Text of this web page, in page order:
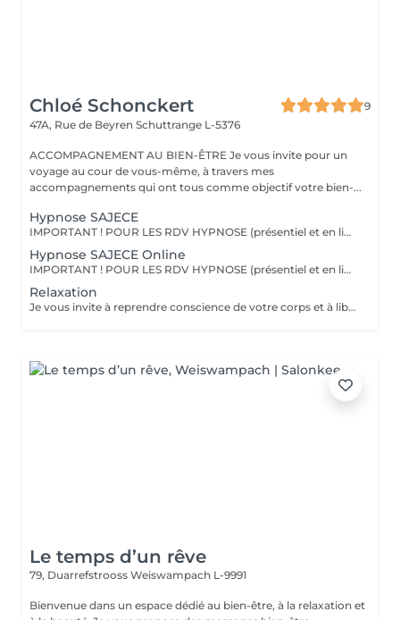
Chloé Schonckert
9
47A, Rue de Beyren Schuttrange L-5376
ACCOMPAGNEMENT AU BIEN-ÊTRE Je vous invite pour un
voyage au cour de vous-même, à travers mes
accompagnements qui ont tous comme objectif votre bien-...
Hypnose SAJECE
IMPORTANT ! POUR LES RDV HYPNOSE (présentiel et en ligne) : vous recevrez un mail 2 jours avant la séance afin de m'indiquer les motifs de votre consultation. Le principe de l'hypnose est de modifier votre système de croyance en installant de nouveaux programmes internes, qui correspondent à ce que vous êtes. L'hypnose SAJECE agit par le biais d'histoires métaphoriques afin de transmettre des messages à votre inconscient pour vous libérer de vos peurs et croyances limitantes. Ainsi, elle vous permet de mettre en place les changements dont vous avez besoin dans votre vie, pour vous aider à être dans le moment présent, et reprendre confiance en vous. Elle vous aide à prendre du recul sur des situations et à changer vos croyances pour votre mieux-être. L'hypnose SAJECE vous aide à sortir les émotions coincées, à comprendre vos besoins et à être à l'écoute de vous-même. C'est un outil puissant qui a pour objectif d'agir sur l'origine d'un problème pour vous en débarrasser définitivement, afin que vous puissiez redevenir acteur de votre vie. En rééduquant vos pensées (du négatif vers le positif), vous pourrez observer un tout nouveau monde s'ouvrir à vous et avec, de nouvelles possibilités pour vivre la vie dont vous avez envie - car vous êtes le seul créateur de celle-ci !
Hypnose SAJECE Online
IMPORTANT ! POUR LES RDV HYPNOSE (présentiel et en ligne) : vous recevrez un mail 2 jours avant la séance afin de m'indiquer les motifs de votre consultation. Merci Une séance d'hypnose à distance (en ligne ou par téléphone) est aussi efficace qu'une séance en présentiel dans mon cabinet au Luxembourg. Les séances à distance sont idéales si vous souhaitez par les faire le soir juste avant de vous endormir. Comme en cabinet, j'aurai créé une séance sur-mesure pour vous, et vous pourrez vous laisser guider par ma voix à travers les histoires que je vous raconte. Une fois la séance terminée, vous pourrez retourner à vos activités ou simplement vous coucher.
Relaxation
Je vous invite à reprendre conscience de votre corps et à libérer vos tensions, au cours d'une séance de relaxation guidée. Reconnectez-vous à vos émotions, vos envies et vos besoins, à travers la respiration, la visualisation et les vibrations magiques des bols chantants tibétains. Accordez-vous un moment de bien-être et laissez-vous porter par cette douce expérience.
Le temps d’un rêve
79, Duarrefstrooss Weiswampach L-9991
Bienvenue dans un espace dédié au bien-être, à la relaxation et